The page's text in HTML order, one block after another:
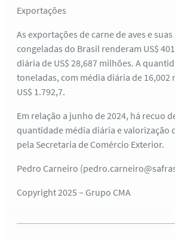
Exportações
As exportações de carne de aves e
congeladas do Brasil renderam US$
diária de US$ 28,687 milhões. A
toneladas, com média diária de
US$ 1.792,7.
Em relação a junho de 2024, há recuo
quantidade média diária e valorização
pela Secretaria de Comércio Exterior.
Pedro Carneiro
Copyright 2025 – Grupo CMA